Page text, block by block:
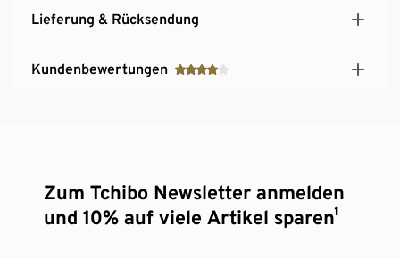
Lieferung & Rücksendung
Kundenbewertungen
Zum Tchibo Newsletter anmelden
und 10% auf viele Artikel sparen¹